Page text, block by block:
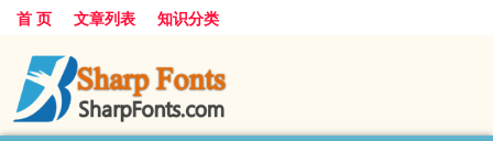
首 页 文章列表 知识分类